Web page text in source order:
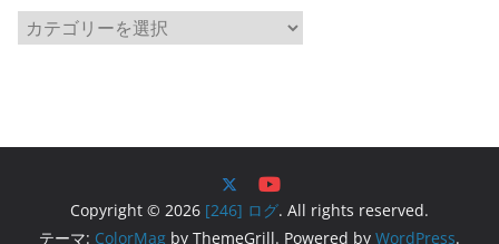
カ
テ
Copyright © 2026 [246] ログ. All rights reserved.
テーマ: ColorMag by ThemeGrill. Powered by WordPress.